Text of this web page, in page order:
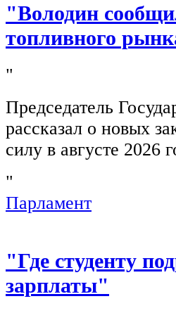
"Володин
топливного
"
Председатель
рассказал о новых
силу в августе 2026
"
Парламент
"Где студенту
зарплаты"